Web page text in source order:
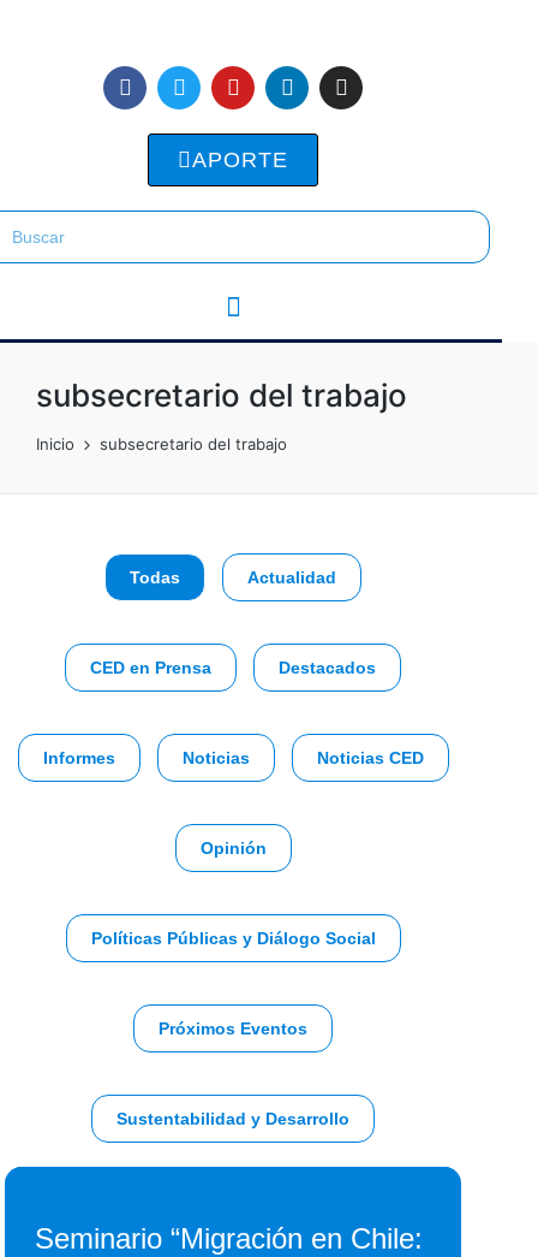
APORTE
subsecretario del trabajo
Inicio subsecretario del trabajo
Todas Actualidad
CED en Prensa Destacados
Informes Noticias Noticias CED
Opinión
Políticas Públicas y Diálogo Social
Próximos Eventos
Sustentabilidad y Desarrollo
Seminario “Migración en Chile: